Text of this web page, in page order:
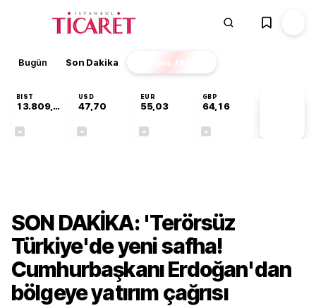
Bugün Son Dakika Finans EKSTRA
BIST
13.809,07
USD
47,70
EUR
55,03
GBP
64,16
SON DAKİKA: 'Terörsüz
Türkiye'de yeni safha!
Cumhurbaşkanı Erdoğan'dan
bölgeye yatırım çağrısı